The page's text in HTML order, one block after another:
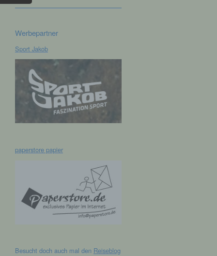
Werbepartner
Sport Jakob
paperstore papier
Besucht doch auch mal den Reiseblog